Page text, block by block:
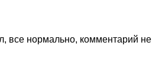
все нормально, комментарий не